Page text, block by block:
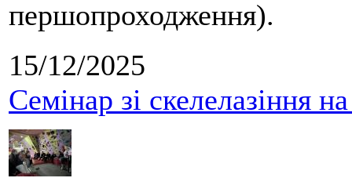
першопроходження).
15/12/2025
Семінар зі скелелазіння